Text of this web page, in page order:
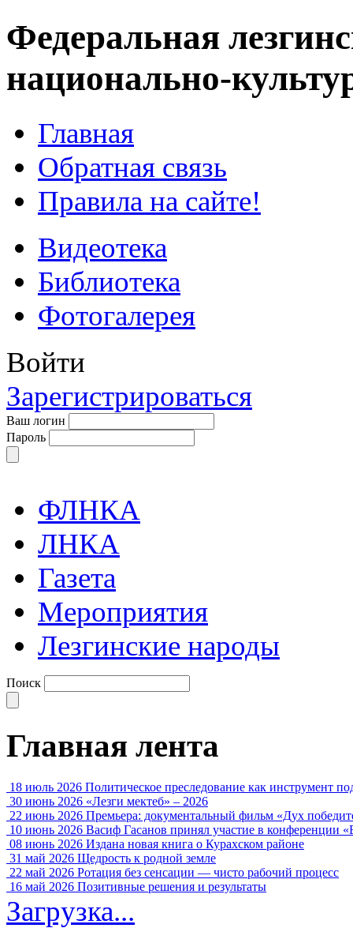
Федеральная
национально-
Главная
Обратная связь
Правила на сайте!
Видеотека
Библиотека
Фотогалерея
Войти
Зарегистрироваться
Ваш логин
Пароль
ФЛНКА
ЛНКА
Газета
Мероприятия
Лезгинские народы
Поиск
Главная лента
18 июль 2026 Политическое преследование как инструмент
30 июнь 2026 «Лезги мектеб» – 2026
22 июнь 2026 Премьера: документальный фильм «Дух
10 июнь 2026 Васиф Гасанов принял участие в конференции
08 июнь 2026 Издана новая книга о Курахском районе
31 май 2026 Щедрость к родной земле
22 май 2026 Ротация без сенсации — чисто рабочий процесс
16 май 2026 Позитивные решения и результаты
Загрузка...